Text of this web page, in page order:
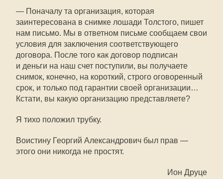
— Поначалу та организация, которая
заинтересована в снимке лошади Толстого, пишет
нам письмо. Мы в ответном письме сообщаем свои
условия для заключения соответствующего
договора. После того как договор подписан
и деньги на наш счет поступили, вы получаете
снимок, конечно, на короткий, строго оговоренный
срок, и только под гарантии своей организации…
Кстати, вы какую организацию представляете?
Я тихо положил трубку.
Воистину Георгий Александрович был прав —
этого они никогда не простят.
Ион Друце